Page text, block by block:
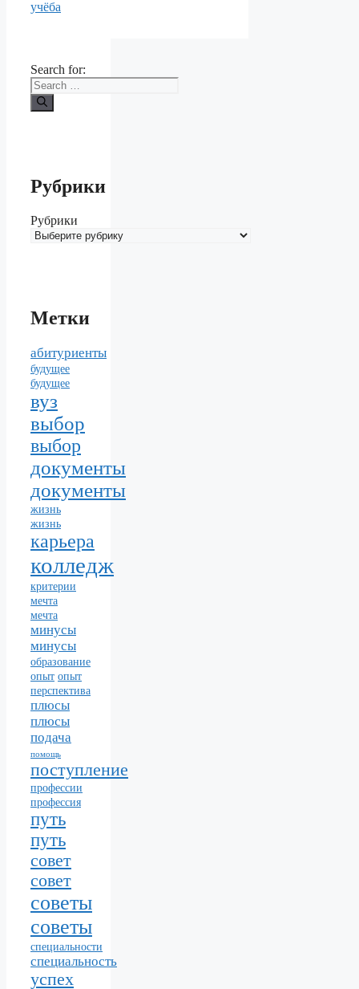
учёба
Search for:
Рубрики
Рубрики
Метки
абитуриенты
будущее
будущее
вуз
выбор
выбор
документы
документы
жизнь
жизнь
карьера
колледж
критерии
мечта
мечта
минусы
минусы
образование
опыт опыт
перспектива
плюсы
плюсы
подача
помощь
поступление
профессии
профессия
путь
путь
совет
совет
советы
советы
специальности
специальность
успех